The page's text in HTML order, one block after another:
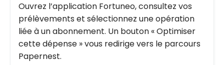
Ouvrez l’application Fortuneo, consultez vos
prélèvements et sélectionnez une opération
liée à un abonnement. Un bouton « Optimiser
cette dépense » vous redirige vers le parcours
Papernest.